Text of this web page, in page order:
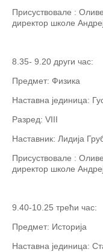
Присуствовале :
директор школе
8.35- 9.20 други час:
Предмет: Физика
Наставна јединица:
Разред: VIII
Наставник: Лидија
Присуствовале :
директор школе
9.40-10.25 трећи час:
Предмет: Историја
Наставна јединица: